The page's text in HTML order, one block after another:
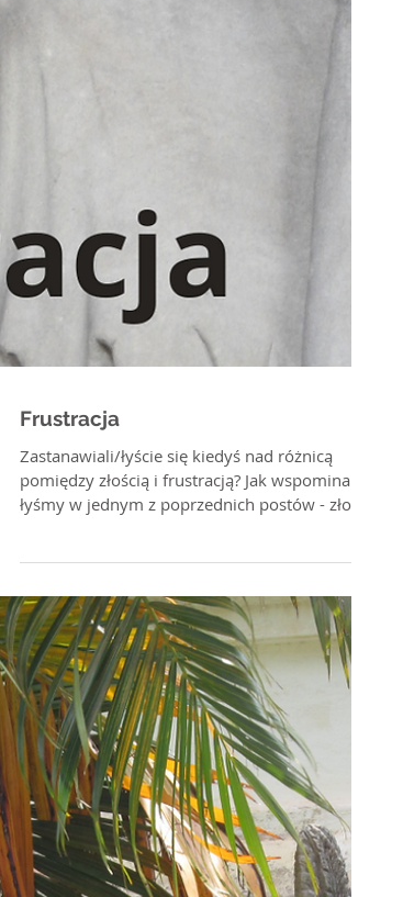
Frustracja
Zastanawiali/łyście się kiedyś nad różnicą
pomiędzy złością i frustracją? Jak wspominali/
łyśmy w jednym z poprzednich postów - złość
mówi...